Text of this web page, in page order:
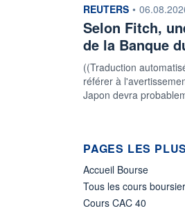
information fournie par
REUTERS •
Selon Fitch,
de la Banque
((Traduction
référer à
Japon devra
PAGES LES
Accueil Bourse
Tous les cours
Cours CAC 40